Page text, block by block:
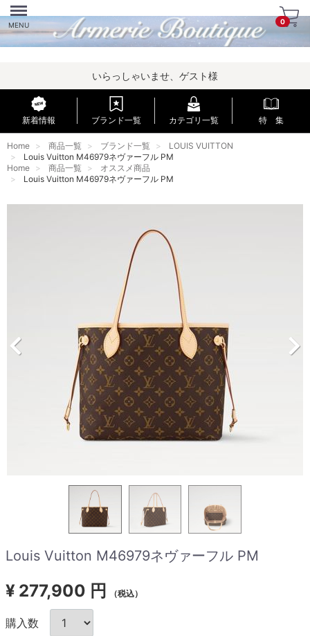
Menu
MENU 0
いらっしゃいませ、ゲスト様
新着情報 ブランド一覧 カテゴリ一覧 特 集
Home 商品一覧 ブランド一覧
LOUIS VUITTON
Louis Vuitton M46979ネヴァーフル PM
Home
商品一覧
オススメ商品
Louis Vuitton M46979ネヴァーフル PM
Louis Vuitton M46979ネヴァーフル PM
¥ 277,900 円 （税込）
購入数